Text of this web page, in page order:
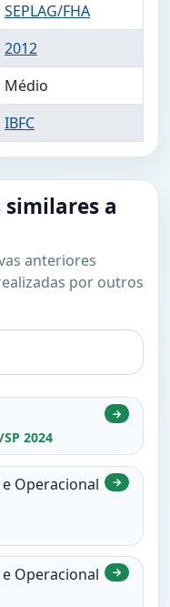
SEPLAG/FHA
2012
Médio
IBFC
a
anteriores
por outros
2024
→
Operacional
→
Operacional
→